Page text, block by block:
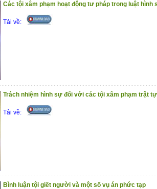
Tác giả đưa ra dự báo tình
phòng ngừa và đấu tranh có
phần tạo dựng môi trường
hội phát triển bền vững.
giới thiệu đến bạn đọc !
Các tội xâm phạm hoạt động tư pháp trong luật hình
Tải về:
Trách nhiệm hình sự đối với các tội xâm phạm trật
Tải về:
Bình luận tội giết người và một số vụ án phức tạp